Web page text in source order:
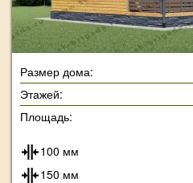
Размер дома:
Этажей:
Площадь:
100 мм
150 мм